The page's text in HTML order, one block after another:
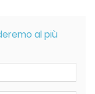
al più